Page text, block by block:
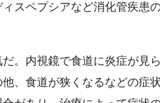
スペプシアなど消化管疾患
。内視鏡で食道に炎症が見
、食道が狭くなるなどの症